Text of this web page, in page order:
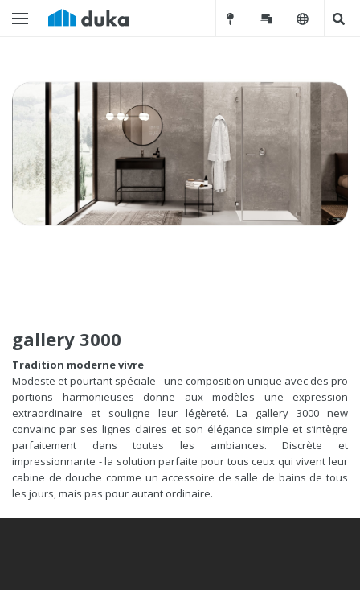
gallery 3000
Tradition moderne vivre
Modeste et pourtant spéciale - une composition unique avec des pro
portions harmonieuses donne aux modèles une expression
extraordinaire et souligne leur légèreté. La gallery 3000 new
convainc par ses lignes claires et son élégance simple et s’intègre
parfaitement dans toutes les ambiances. Discrète et
impressionnante - la solution parfaite pour tous ceux qui vivent leur
cabine de douche comme un accessoire de salle de bains de tous
les jours, mais pas pour autant ordinaire.